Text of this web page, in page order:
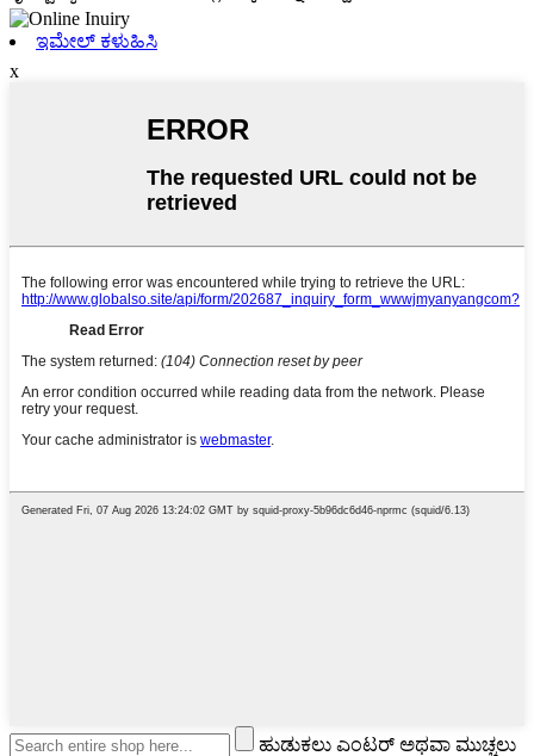
ಇಮೇಲ್ ಕಳುಹಿಸಿ
x
ಹುಡುಕಲು ಎಂಟರ್ ಅಥವಾ ಮುಚ್ಚಲು